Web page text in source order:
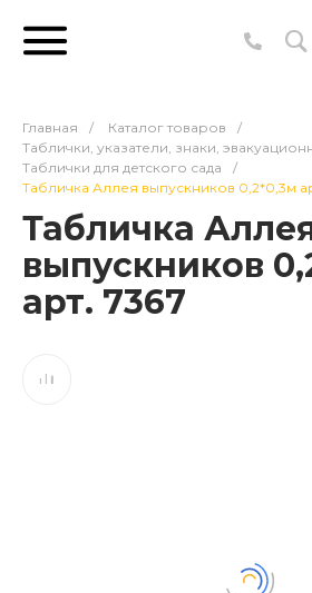
Главная / Каталог товаров
/
Таблички, указатели, знаки,
Таблички для детского сада
/
Табличка Аллея выпускников 0,2*0,3м
Табличка
выпускников
арт. 7367